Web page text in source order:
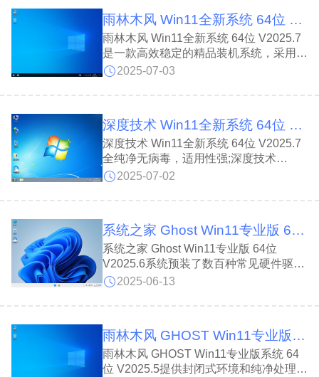
器最小化仍显全路径，任务栏图标合并、
时钟显秒、经典看图回归，操作更直观，
体验更轻盈。
雨林木风 Win11全新系统 64位 V2025.7
雨林木风 Win11全新系统 64位 V2025.7
是一款高效稳定的精品装机系统，采用人
性化设计，兼容性强，不含病毒与流氓软
V2025.7系统纯净安全、全面支持新老硬
启动项，支持在线更新功能，可自动识别
并安装驱动程序，让用户轻松省力。
2025-07-03
深度技术 Win11全新系统 64位 V2025.7
深度技术 Win11全新系统 64位 V2025.7
全纯净无病毒，适用性强;深度技术
Win11全新系统 64位 V2025.7优化开机
启动程序以及不需要开启的服务,全自动
兼容最新I7/I5第12代CPU，自动识别驱
动，自动安装，不用操心。
2025-07-02
系统之家 Ghost Win11专业版 64位 V2025.6
系统之家 Ghost Win11专业版 64位
V2025.6系统预装了数百种常见硬件驱
动，能够自动识别并安装，确保系统稳定
V2025.6内置多种系统组装与维护工具，
情况并调整，解决了部分电脑因 SATA
光驱或隐藏分区导致的安装难题。
2025-06-13
雨林木风 GHOST Win11专业版系统 64位 V2025.5
雨林木风 GHOST Win11专业版系统 64
位 V2025.5提供封闭式环境和纯净处理，